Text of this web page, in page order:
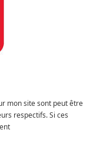
mon site sont peut être
respectifs. Si ces